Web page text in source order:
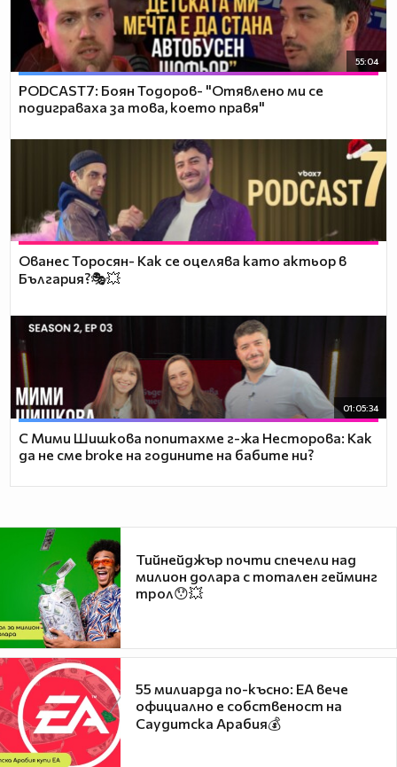
55:04
PODCAST7: ‪Боян Тодоров- "Отявлено ми се
подиграваха за това, което правя"
Ованес Торосян- Как се оцелява като актьор в
България?🎭💥
01:05:34
С Мими Шишкова попитахме г-жа Несторова: Как
да не сме broke на годините на бабите ни?
Тийнейджър почти спечели над
милион долара с тотален гейминг
трол😯💥
55 милиарда по-късно: EA вече
официално е собственост на
Саудитска Арабия💰